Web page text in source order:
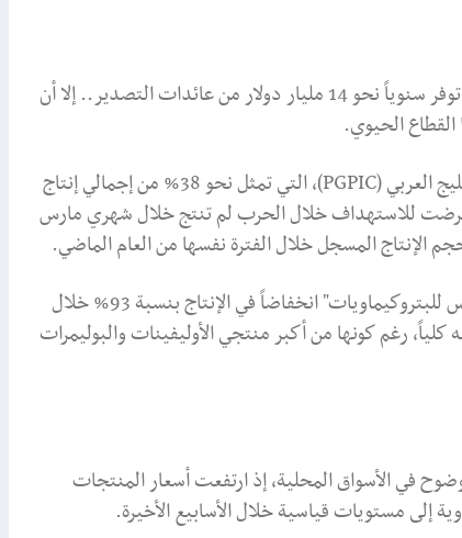
تُعد صناعة البتروكيماويات أحد أهم مصادر العملة الصعبة لإيران، إذ توفر سنوياً نحو 14 مليار دولار من عائدات التصدير.. إلا أن
الحيوي.
ووفقاً لتقرير رسمي صادر عن شركة صناعات البتروكيماويات في الخليج العربي (PGPIC)، التي تمثل نحو 38% من إجمالي إنتاج
للاستهداف خلال الحرب لم تنتج خلال شهري مارس
وامتدت الأزمة إلى شركات عملاقة أخرى، حيث سجلت شركة "بارديس للبتروكيماويات" انخفاضاً في الإنتاج بنسبة 93% خلال
رغم كونها من أكبر منتجي الأوليفينات والبوليمرات
في الأسواق المحلية، إذ ارتفعت أسعار المنتجات
إلى مستويات قياسية خلال الأسابيع الأخيرة.